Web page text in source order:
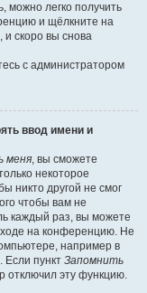
можно легко получить
и щёлкните на
и скоро вы снова
с администратором
ввод имени и
меня, вы сможете
некоторое
никто другой не смог
чтобы вам не
каждый раз, вы можете
на конференцию. Не
например в
Если пункт Запомнить
отключил эту функцию.